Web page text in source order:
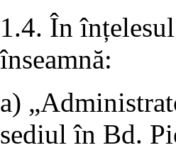
1.4. În
înseamnă:
a)
sediul în Bd.